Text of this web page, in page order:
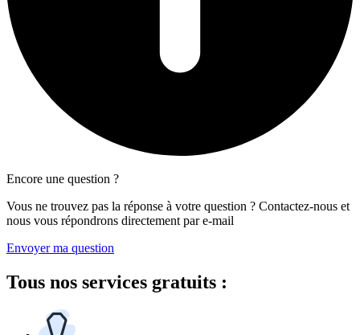
Encore une question ?
Vous ne trouvez pas la réponse à votre question ? Contactez-nous et
nous vous répondrons directement par e-mail
Envoyer ma question
Tous nos services gratuits :